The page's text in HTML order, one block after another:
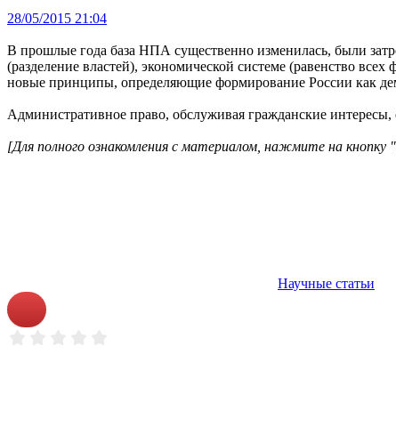
28/05/2015 21:04
В прошлые года база НПА существенно изменилась, были
(разделение властей), экономической системе (равенство
новые принципы, определяющие формирование России как
Административное право, обслуживая гражданские
[Для полного ознакомления с материалом, нажмите на кнопку
Научные статьи